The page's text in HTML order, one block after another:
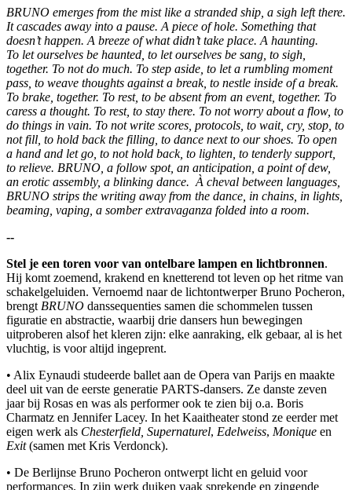
BRUNO emerges from the mist like a stranded ship, a sigh left there.
It cascades away into a pause. A piece of hole. Something that
doesn’t happen. A breeze of what didn’t take place. A haunting.
To let ourselves be haunted, to let ourselves be sang, to sigh,
together. To not do much. To step aside, to let a rumbling moment
pass, to weave thoughts against a break, to nestle inside of a break.
To brake, together. To rest, to be absent from an event, together. To
caress a thought. To rest, to stay there. To not worry about a flow, to
do things in vain. To not write scores, protocols, to wait, cry, stop, to
not fill, to hold back the filling, to dance next to our shoes. To open
a hand and let go, to not hold back, to lighten, to tenderly support,
to relieve. BRUNO, a follow spot, an anticipation, a point of dew,
an erotic assembly, a blinking dance. À cheval between languages,
BRUNO strips the writing away from the dance, in chains, in lights,
beaming, vaping, a somber extravaganza folded into a room.
--
Stel je een toren voor van ontelbare lampen en lichtbronnen.
Hij komt zoemend, krakend en knetterend tot leven op het ritme van
schakelgeluiden. Vernoemd naar de lichtontwerper Bruno Pocheron,
brengt BRUNO danssequenties samen die schommelen tussen
figuratie en abstractie, waarbij drie dansers hun bewegingen
uitproberen alsof het kleren zijn: elke aanraking, elk gebaar, al is het
vluchtig, is voor altijd ingeprent.
• Alix Eynaudi studeerde ballet aan de Opera van Parijs en maakte
deel uit van de eerste generatie PARTS-dansers. Ze danste zeven
jaar bij Rosas en was als performer ook te zien bij o.a. Boris
Charmatz en Jennifer Lacey. In het Kaaitheater stond ze eerder met
eigen werk als Chesterfield, Supernaturel, Edelweiss, Monique en
Exit(samen met Kris Verdonck).
• De Berlijnse Bruno Pocheron ontwerpt licht en geluid voor
performances. In zijn werk duiken vaak sprekende en zingende